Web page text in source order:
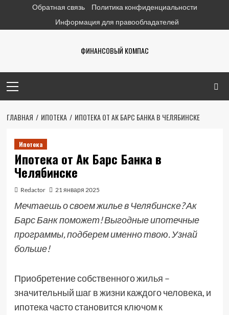
содержимому
Обратная связь
Политика конфиденциальности
Информация для правообладателей
ФИНАНСОВЫЙ КОМПАС
меню
ГЛАВНАЯ ИПОТЕКА ИПОТЕКА ОТ АК БАРС БАНКА В ЧЕЛЯБИНСКЕ
Ипотека
Ипотека от Ак Барс Банка в
Челябинске
Redactor 21 января 2025
Мечтаешь о своем жилье в Челябинске? Ак
Барс Банк поможет! Выгодные ипотечные
программы, подберем именно твою. Узнай
больше!
Приобретение собственного жилья –
значительный шаг в жизни каждого человека, и
ипотека часто становится ключом к